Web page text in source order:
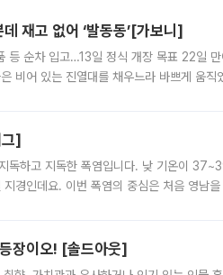
재고 없어 ‘발동동’[가보니]
등 순차 입고…13일 정식 개장 목표 22일
비어 있는 진열대를 채우느라 바쁘게 움직
]
독하고 지독한 폭염입니다. 낮 기온이
경인데요. 이번 폭염의 중심은 처음 영남
장이오! [솔드아웃]